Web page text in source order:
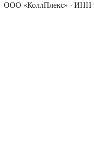
ООО «КоллПлекс» · ИНН